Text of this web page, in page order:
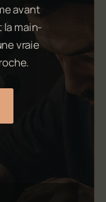
avant
main-
vraie